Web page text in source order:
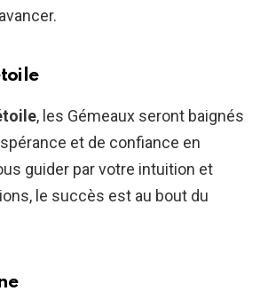
, les Gémeaux seront baignés
et de confiance en
guider par votre intuition et
le succès est au bout du